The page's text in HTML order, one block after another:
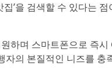
’을 검색할 수 있다는
하며 스마트폰으로 즉
자의 본질적인 니즈를